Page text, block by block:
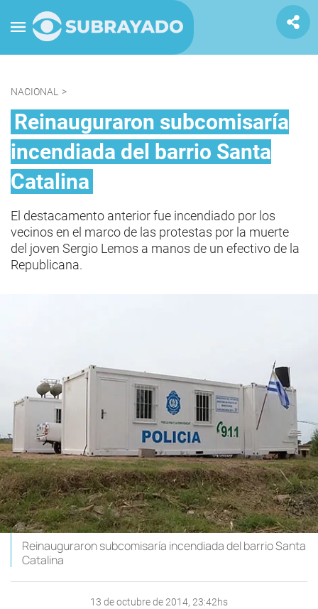
NACIONAL >
Reinauguraron subcomisaría
incendiada del barrio Santa
Catalina
El destacamento anterior fue incendiado por los
vecinos en el marco de las protestas por la muerte
del joven Sergio Lemos a manos de un efectivo de la
Republicana.
Reinauguraron subcomisaría incendiada del barrio Santa
Catalina
13 de octubre de 2014, 23:42hs